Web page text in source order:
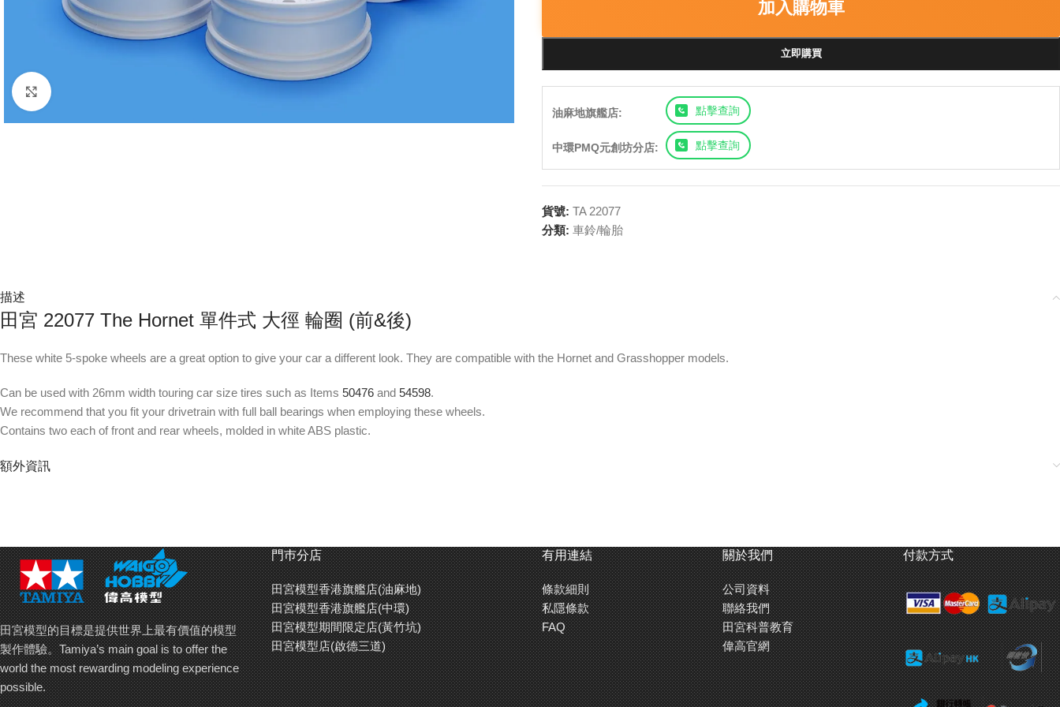
加入購物車
立即購買
油麻地旗艦店: 點擊查詢
中環PMQ元創坊分店: 點擊查詢
貨號: TA 22077
分類: 車鈴/輪胎
描述
田宮 22077 The Hornet 單件式 大徑 輪圈 (前&後)
These white 5-spoke wheels are a great option to give your car a different look. They are compatible with the Hornet and Grasshopper models.
Can be used with 26mm width touring car size tires such as Items 50476 and 54598.
We recommend that you fit your drivetrain with full ball bearings when employing these wheels.
Contains two each of front and rear wheels, molded in white ABS plastic.
額外資訊
田宮模型的目標是提供世界上最有價值的模型
製作體驗。Tamiya’s main goal is to offer the
world the most rewarding modeling experience
possible.
門巿分店
田宮模型香港旗艦店(油麻地)
田宮模型香港旗艦店(中環)
田宮模型期間限定店(黃竹坑)
田宮模型店(啟德三道)
有用連結
條款細則
私隱條款
FAQ
關於我們
公司資料
聯絡我們
田宮科普教育
偉高官網
付款方式